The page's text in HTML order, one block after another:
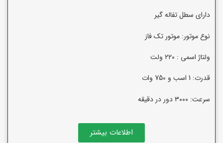
دارای سطل تفاله گیر
نوع موتور: موتور تک فاز
ولتاژ اسمی : ۲۲۰ ولت
قدرت: 1 اسب و 750 وات
سرعت: ۳۰۰۰ دور در دقیقه
اطلاعات بیشتر